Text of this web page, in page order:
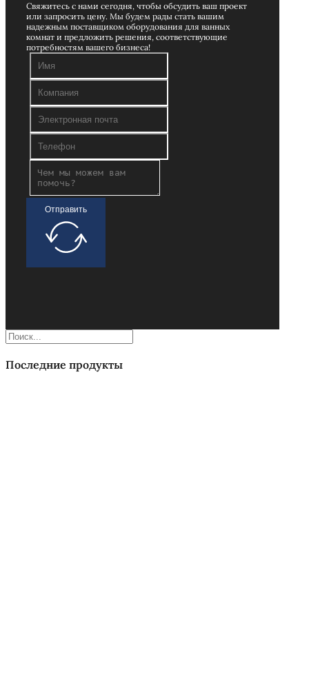
Свяжитесь с нами сегодня, чтобы обсудить ваш проект
или запросить цену. Мы будем рады стать вашим
надежным поставщиком оборудования для ванных
комнат и предложить решения, соответствующие
потребностям вашего бизнеса!
Отправить
Поиск
Последние продукты